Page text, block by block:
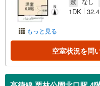
もっと見る
1DK
空室状況を問